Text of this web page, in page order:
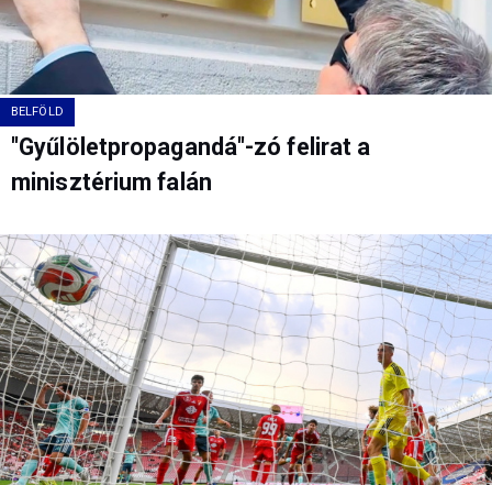
BELFÖLD
"Gyűlöletpropagandá"-zó felirat a
minisztérium falán